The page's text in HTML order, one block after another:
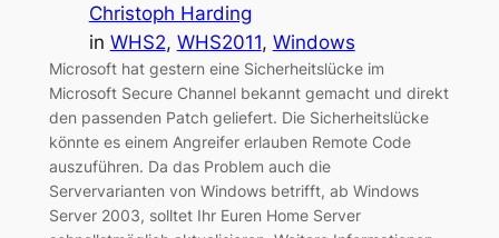
Christoph Harding
in WHS2, WHS2011, Windows
Microsoft hat gestern eine Sicherheitslücke im
Microsoft Secure Channel bekannt gemacht und direkt
den passenden Patch geliefert. Die Sicherheitslücke
könnte es einem Angreifer erlauben Remote Code
auszuführen. Da das Problem auch die
Servervarianten von Windows betrifft, ab Windows
Server 2003, solltet Ihr Euren Home Server